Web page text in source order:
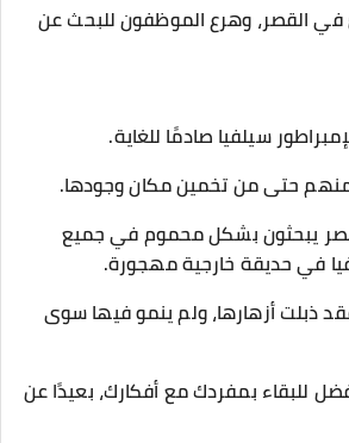
في القصر، وهرع الموظفون للبحث عن
سيلفيا صادمًا للغاية.
حتى من تخمين مكان وجودها.
يبحثون بشكل محموم في جميع
في حديقة خارجية مهجورة.
ذبلت أزهارها، ولم ينمو فيها سوى
للبقاء بمفردك مع أفكارك، بعيدًا عن